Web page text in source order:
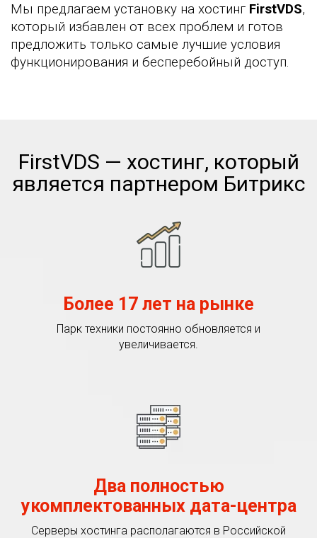
Мы предлагаем установку на хостинг FirstVDS,
который избавлен от всех проблем и готов
предложить только самые лучшие условия
функционирования и бесперебойный доступ.
FirstVDS — хостинг, который
является партнером Битрикс
Более 17 лет на рынке
Парк техники постоянно обновляется и
увеличивается.
Два полностью
укомплектованных дата-центра
Серверы хостинга располагаются в Российской